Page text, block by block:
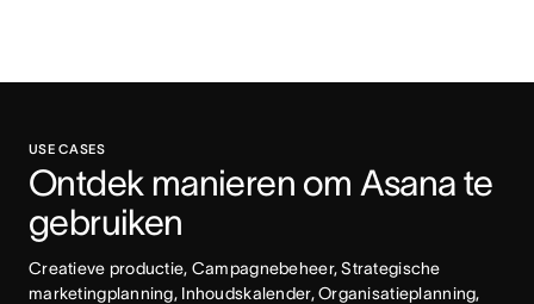
USE CASES
Ontdek manieren om Asana te
gebruiken
Creatieve productie, Campagnebeheer, Strategische
marketingplanning, Inhoudskalender, Organisatieplanning,